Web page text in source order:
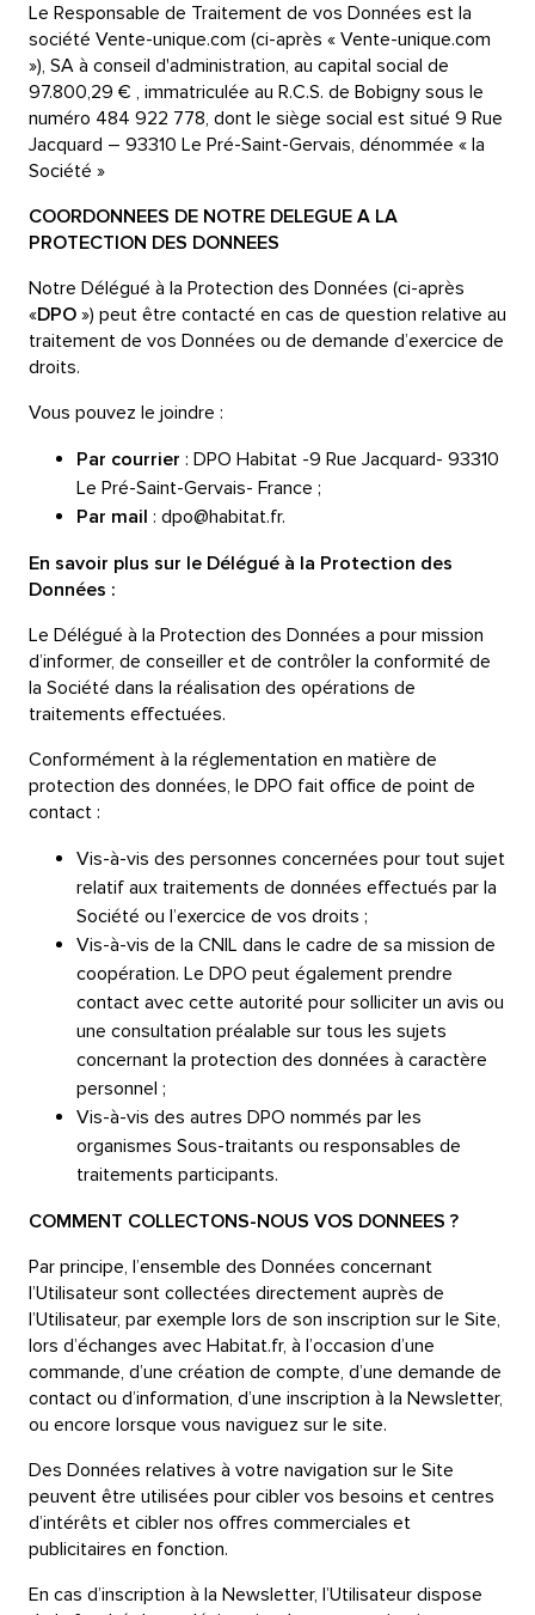
Le Responsable de Traitement de vos Données est la
société Vente-unique.com (ci-après « Vente-unique.com
»), SA à conseil d'administration, au capital social de
97.800,29 € , immatriculée au R.C.S. de Bobigny sous le
numéro 484 922 778, dont le siège social est situé 9 Rue
Jacquard – 93310 Le Pré-Saint-Gervais, dénommée « la
Société »
COORDONNEES DE NOTRE DELEGUE A LA
PROTECTION DES DONNEES
Notre Délégué à la Protection des Données (ci-après
«DPO ») peut être contacté en cas de question relative au
traitement de vos Données ou de demande d’exercice de
droits.
Vous pouvez le joindre :
Par courrier : DPO Habitat -9 Rue Jacquard- 93310
Le Pré-Saint-Gervais- France ;
Par mail : dpo@habitat.fr.
En savoir plus sur le Délégué à la Protection des
Données :
Le Délégué à la Protection des Données a pour mission
d’informer, de conseiller et de contrôler la conformité de
la Société dans la réalisation des opérations de
traitements effectuées.
Conformément à la réglementation en matière de
protection des données, le DPO fait office de point de
contact :
Vis-à-vis des personnes concernées pour tout sujet
relatif aux traitements de données effectués par la
Société ou l’exercice de vos droits ;
Vis-à-vis de la CNIL dans le cadre de sa mission de
coopération. Le DPO peut également prendre
contact avec cette autorité pour solliciter un avis ou
une consultation préalable sur tous les sujets
concernant la protection des données à caractère
personnel ;
Vis-à-vis des autres DPO nommés par les
organismes Sous-traitants ou responsables de
traitements participants.
COMMENT COLLECTONS-NOUS VOS DONNEES ?
Par principe, l’ensemble des Données concernant
l’Utilisateur sont collectées directement auprès de
l’Utilisateur, par exemple lors de son inscription sur le Site,
lors d’échanges avec Habitat.fr, à l’occasion d’une
commande, d’une création de compte, d’une demande de
contact ou d’information, d’une inscription à la Newsletter,
ou encore lorsque vous naviguez sur le site.
Des Données relatives à votre navigation sur le Site
peuvent être utilisées pour cibler vos besoins et centres
d’intérêts et cibler nos offres commerciales et
publicitaires en fonction.
En cas d’inscription à la Newsletter, l’Utilisateur dispose